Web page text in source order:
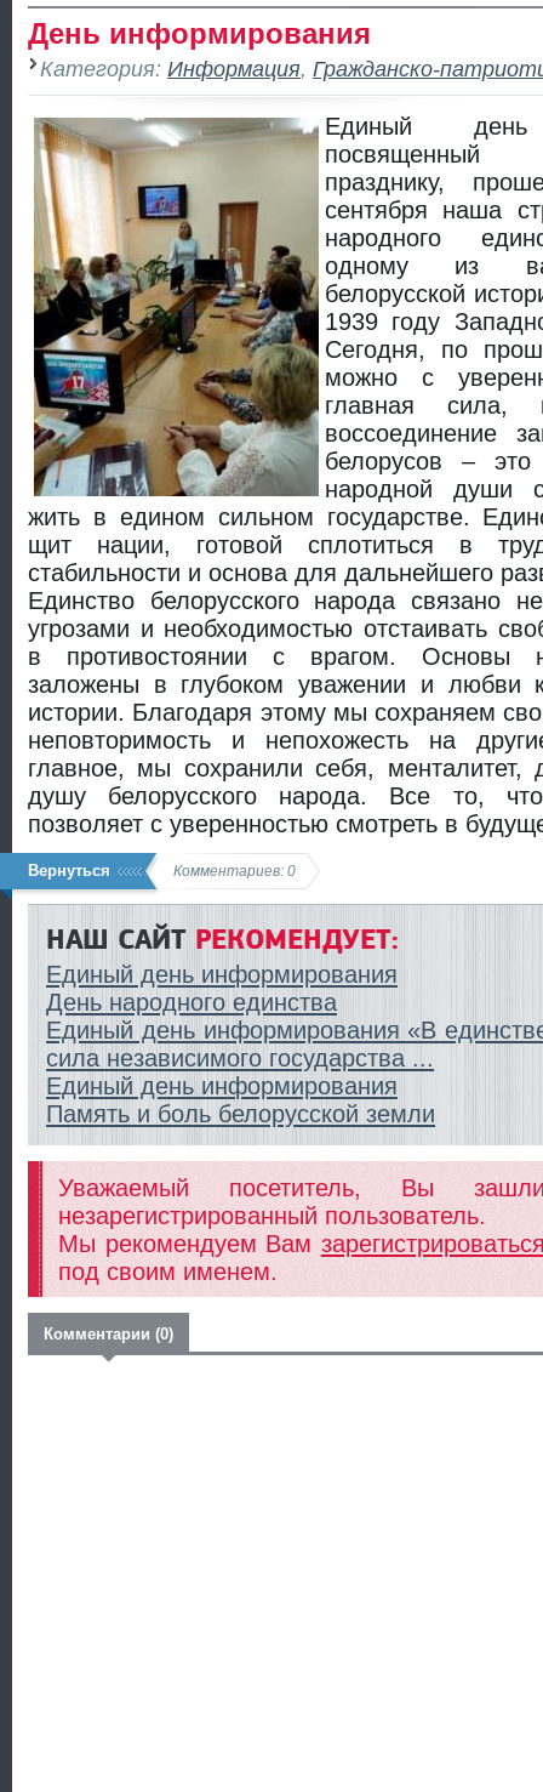
День информирования
Категория: Информация, Гражданско-
Единый день
посвященный
празднику,
сентября наша
народного
одному из
белорусской
1939 году
Сегодня, по
можно с
главная сила,
воссоединение
белорусов –
народной души
жить в едином сильном государстве.
щит нации, готовой сплотиться в
стабильности и основа для дальнейшего
Единство белорусского народа связано
угрозами и необходимостью отстаивать
в противостоянии с врагом. Основы
заложены в глубоком уважении и любви
истории. Благодаря этому мы сохраняем
неповторимость и непохожесть на
главное, мы сохранили себя, менталитет,
душу белорусского народа. Все то,
позволяет с уверенностью смотреть в
Вернуться Комментариев: 0
НАШ САЙТРЕКОМЕНДУЕТ:
Единый день информирования
День народного единства
Единый день информирования «В
сила независимого государства ...
Единый день информирования
Память и боль белорусской земли
Уважаемый посетитель, Вы
незарегистрированный пользователь.
Мы рекомендуем Вам
под своим именем.
Комментарии (0)